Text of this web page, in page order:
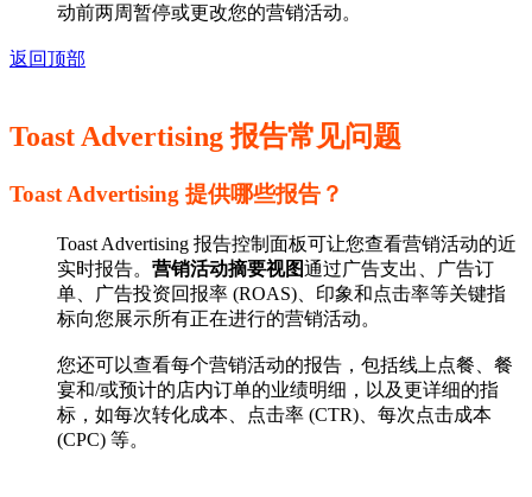
动前两周暂停或更改您的营销活动。
返回顶部
Toast Advertising 报告常见问题
Toast Advertising 提供哪些报告？
Toast Advertising 报告控制面板可让您查看营销活动的近
实时报告。 营销活动摘要视图通过广告支出、广告订
单、广告投资回报率 (ROAS)、印象和点击率等关键指
标向您展示所有正在进行的营销活动。
您还可以查看每个营销活动的报告，包括线上点餐、餐
宴和/或预计的店内订单的业绩明细，以及更详细的指
标，如每次转化成本、点击率 (CTR)、每次点击成本
(CPC) 等。